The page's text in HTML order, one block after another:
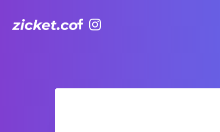
This week at TakeOut Comedy